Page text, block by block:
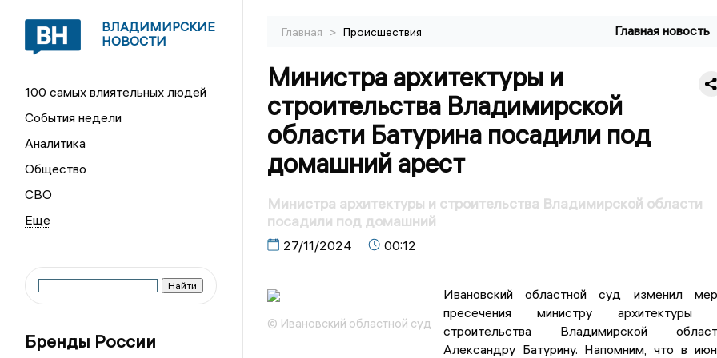
ВЛАДИМИРСКИЕ
НОВОСТИ
100 самых влиятельных людей
События недели
Аналитика
Общество
СВО
Бренды России
Главная > Происшествия Главная новость
Министра архитектуры и
строительства Владимирской
области Батурина посадили под
домашний арест
Министра архитектуры и строительства Владимирской области
посадили под домашний
27/11/2024 00:12
© Ивановский областной суд
Ивановский областной суд изменил
пресечения министру архитектуры
строительства Владимирской
Александру Батурину. Напомним, что в